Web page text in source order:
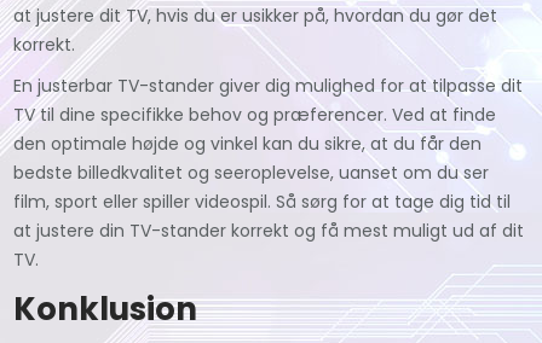
at justere dit TV, hvis du er usikker på, hvordan du gør det
korrekt.
En justerbar TV-stander giver dig mulighed for at tilpasse dit
TV til dine specifikke behov og præferencer. Ved at finde
den optimale højde og vinkel kan du sikre, at du får den
bedste billedkvalitet og seeroplevelse, uanset om du ser
film, sport eller spiller videospil. Så sørg for at tage dig tid til
at justere din TV-stander korrekt og få mest muligt ud af dit
TV.
Konklusion